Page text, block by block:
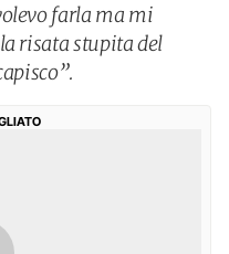
farla ma mi
risata stupita del